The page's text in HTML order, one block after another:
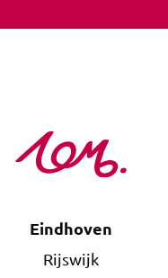
Eindhoven
Rijswijk